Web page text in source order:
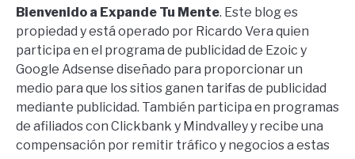
Bienvenido a Expande Tu Mente. Este blog es
propiedad y está operado por Ricardo Vera quien
participa en el programa de publicidad de Ezoic y
Google Adsense diseñado para proporcionar un
medio para que los sitios ganen tarifas de publicidad
mediante publicidad. También participa en programas
de afiliados con Clickbank y Mindvalley y recibe una
compensación por remitir tráfico y negocios a estas